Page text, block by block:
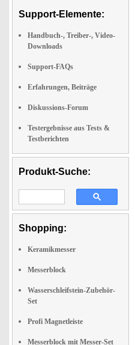
Support-Elemente:
Handbuch-, Treiber-, Video-
Downloads
Support-FAQs
Erfahrungen, Beiträge
Diskussions-Forum
Testergebnisse aus Tests &
Testberichten
Produkt-Suche:
Shopping:
Keramikmesser
Messerblock
Wasserschleifstein-Zubehör-
Set
Profi Magnetleiste
Messerblock mit Messer-Set